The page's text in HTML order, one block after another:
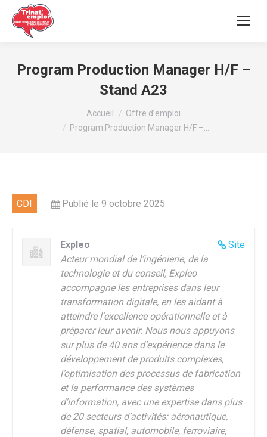
Program Production Manager H/F –
Stand A23
Accueil
Offre d’emploi
Program Production Manager H/F –…
CDI Publié le 9 octobre 2025
Site
Expleo
Acteur mondial de l’ingénierie, de la
technologie et du conseil, Expleo
accompagne les entreprises dans leur
transformation digitale, en les aidant à
atteindre l'excellence opérationnelle et à
préparer leur avenir. Nous nous appuyons
sur plus de 40 ans d’expérience dans le
développement de produits complexes,
l’optimisation des processus de fabrication
et la performance des systèmes
d’information, avec une expertise dans plus
de 20 secteurs d’activités: aéronautique,
défense, spatial, automobile, ferroviaire,